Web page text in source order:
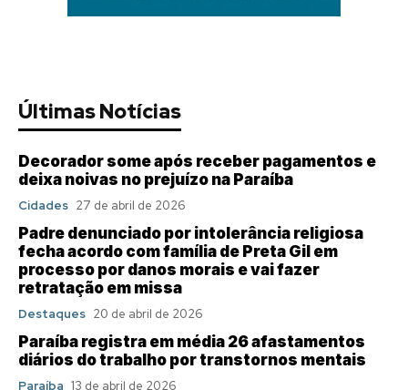
Últimas Notícias
Decorador some após receber pagamentos e
deixa noivas no prejuízo na Paraíba
Cidades 27 de abril de 2026
Padre denunciado por intolerância religiosa
fecha acordo com família de Preta Gil em
processo por danos morais e vai fazer
retratação em missa
Destaques 20 de abril de 2026
Paraíba registra em média 26 afastamentos
diários do trabalho por transtornos mentais
Paraíba 13 de abril de 2026